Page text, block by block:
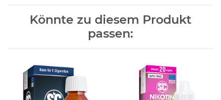
Könnte zu diesem Produkt
passen: